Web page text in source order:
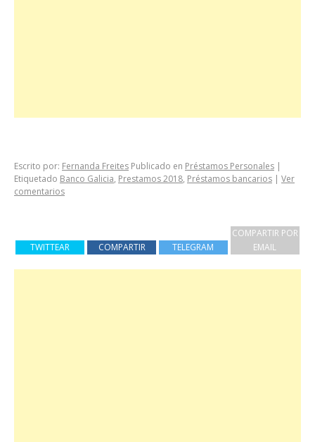
Escrito por: Fernanda Freites Publicado en Préstamos Personales |
Etiquetado Banco Galicia, Prestamos 2018, Préstamos bancarios | Ver
comentarios
TWITTEAR COMPARTIR TELEGRAM
COMPARTIR POR
EMAIL